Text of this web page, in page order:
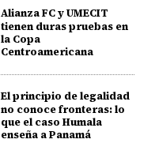
Alianza FC y UMECIT
tienen duras pruebas en
la Copa
Centroamericana
El principio de legalidad
no conoce fronteras: lo
que el caso Humala
enseña a Panamá